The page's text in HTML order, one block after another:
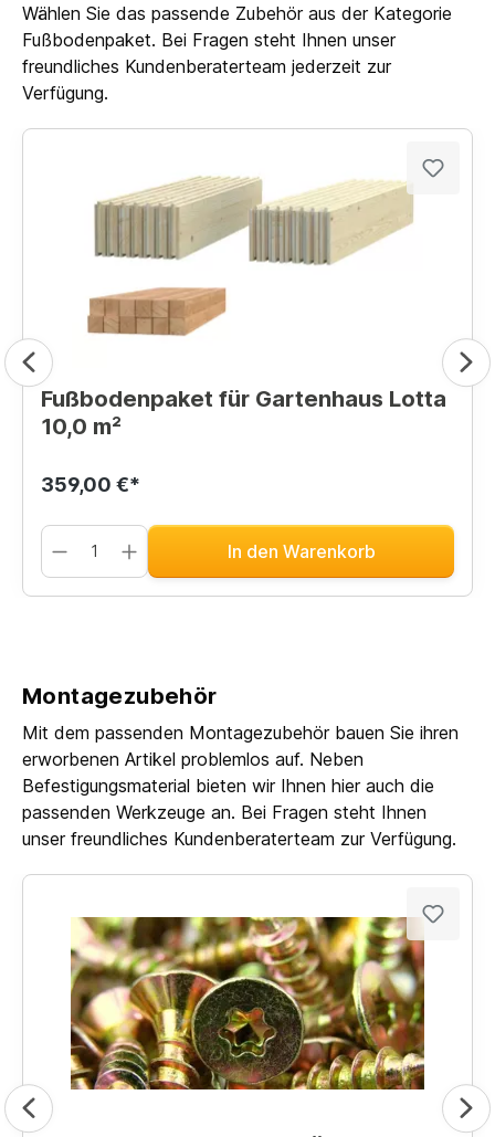
Wählen Sie das passende Zubehör aus der Kategorie
Fußbodenpaket. Bei Fragen steht Ihnen unser
freundliches Kundenberaterteam jederzeit zur
Verfügung.
Fußbodenpaket für Gartenhaus Lotta
10,0 m²
359,00 €*
In den Warenkorb
Montagezubehör
Mit dem passenden Montagezubehör bauen Sie ihren
erworbenen Artikel problemlos auf. Neben
Befestigungsmaterial bieten wir Ihnen hier auch die
passenden Werkzeuge an. Bei Fragen steht Ihnen
unser freundliches Kundenberaterteam zur Verfügung.